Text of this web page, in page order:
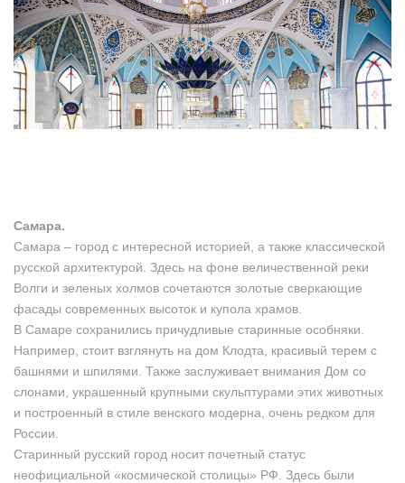
Самара.
Самара – город с интересной историей, а также классической
русской архитектурой. Здесь на фоне величественной реки
Волги и зеленых холмов сочетаются золотые сверкающие
фасады современных высоток и купола храмов.
В Самаре сохранились причудливые старинные особняки.
Например, стоит взглянуть на дом Клодта, красивый терем с
башнями и шпилями. Также заслуживает внимания Дом со
слонами, украшенный крупными скульптурами этих животных
и построенный в стиле венского модерна, очень редком для
России.
Старинный русский город носит почетный статус
неофициальной «космической столицы» РФ. Здесь были